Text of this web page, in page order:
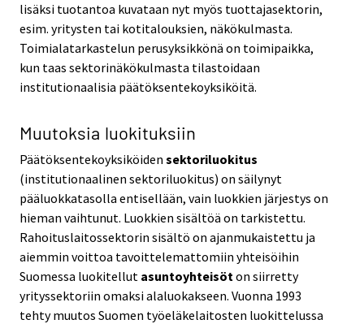
lisäksi tuotantoa kuvataan nyt myös tuottajasektorin,
esim. yritysten tai kotitalouksien, näkökulmasta.
Toimialatarkastelun perusyksikkönä on toimipaikka,
kun taas sektorinäkökulmasta tilastoidaan
institutionaalisia päätöksentekoyksiköitä.
Muutoksia luokituksiin
Päätöksentekoyksiköiden sektoriluokitus
(institutionaalinen sektoriluokitus) on säilynyt
pääluokkatasolla entisellään, vain luokkien järjestys on
hieman vaihtunut. Luokkien sisältöä on tarkistettu.
Rahoituslaitossektorin sisältö on ajanmukaistettu ja
aiemmin voittoa tavoittelemattomiin yhteisöihin
Suomessa luokitellut asuntoyhteisöt on siirretty
yrityssektoriin omaksi alaluokakseen. Vuonna 1993
tehty muutos Suomen työeläkelaitosten luokittelussa